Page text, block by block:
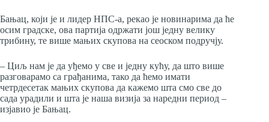
Бањац, који је и лидер НПС-а, рекао је новинарима да ће
осим градске, ова партија одржати још једну велику
трибину, те више мањих скупова на сеоском подручју.
– Циљ нам је да уђемо у све и једну кућу, да што више
разговарамо са грађанима, тако да ћемо имати
четрдесетак мањих скупова да кажемо шта смо све до
сада урадили и шта је наша визија за наредни период –
изјавио је Бањац.